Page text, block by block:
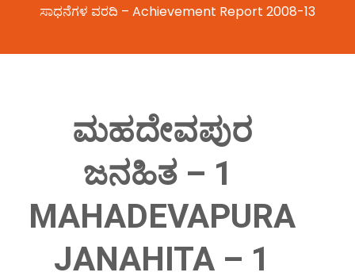
ಸಾಧನೆಗಳ ವರದಿ – Achievement Report 2008-13
ಮಹದೇವಪುರ
ಜನಹಿತ – 1
MAHADEVAPURA
JANAHITA – 1